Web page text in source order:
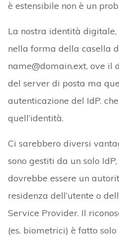
è estensibile non è un
La nostra identità
nella forma della casella
name@domain.ext, ove il
del server di posta ma
autenticazione del IdP.
quell’identità.
Ci sarebbero diversi
sono gestiti da un solo
dovrebbe essere un
residenza dell’utente o
Service Provider. Il
(es. biometrici) è fatto